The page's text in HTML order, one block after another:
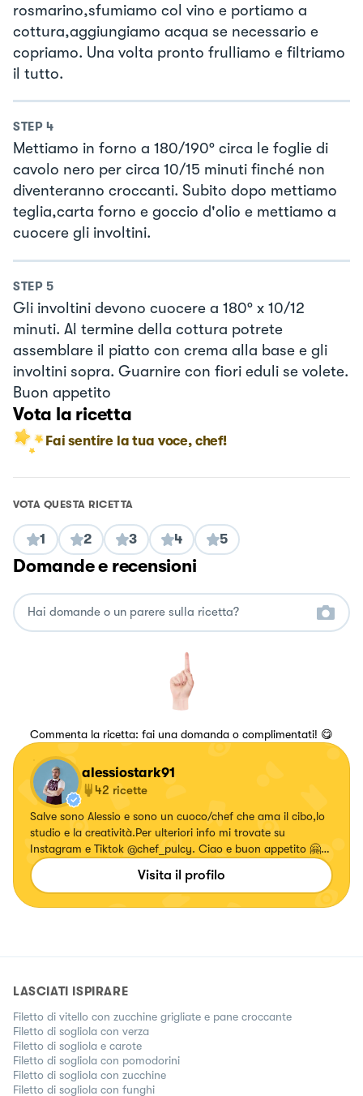
rosmarino,sfumiamo col vino e portiamo a
cottura,aggiungiamo acqua se necessario e
copriamo. Una volta pronto frulliamo e filtriamo
il tutto.
STEP 4
Mettiamo in forno a 180/190° circa le foglie di
cavolo nero per circa 10/15 minuti finché non
diventeranno croccanti. Subito dopo mettiamo
teglia,carta forno e goccio d'olio e mettiamo a
cuocere gli involtini.
STEP 5
Gli involtini devono cuocere a 180° x 10/12
minuti. Al termine della cottura potrete
assemblare il piatto con crema alla base e gli
involtini sopra. Guarnire con fiori eduli se volete.
Buon appetito
Vota la ricetta
Fai sentire la tua voce, chef!
VOTA QUESTA RICETTA
1 2 3 4 5
Domande e recensioni
Commenta la ricetta: fai una domanda o complimentati! 😋
alessiostark91
42 ricette
Salve sono Alessio e sono un cuoco/chef che ama il cibo,lo
studio e la creatività.Per ulteriori info mi trovate su
Instagram e Tiktok @chef_pulcy. Ciao e buon appetito 🤗
🧑‍🍳 https://bit.ly/34BQApp
Visita il profilo
LASCIATI ISPIRARE
Filetto di vitello con zucchine grigliate e pane croccante
Filetto di sogliola con verza
Filetto di sogliola e carote
Filetto di sogliola con pomodorini
Filetto di sogliola con zucchine
Filetto di sogliola con funghi